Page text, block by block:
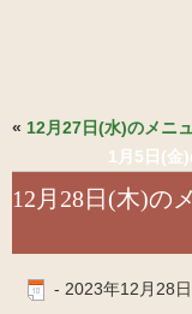
« 12月27日(水)のメニ
1月5日(金
12月28日(木)の
- 2023年12月28日